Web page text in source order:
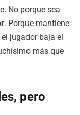
No porque sea
. Porque mantiene
jugador baja el
más que
pero